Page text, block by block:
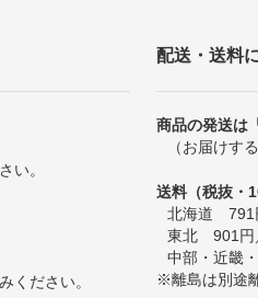
い。
ください。
配送・送料
商品の発送は
（お届けす
送料（税抜・
北海道 791
東北 901円
中部・近畿
※離島は別途